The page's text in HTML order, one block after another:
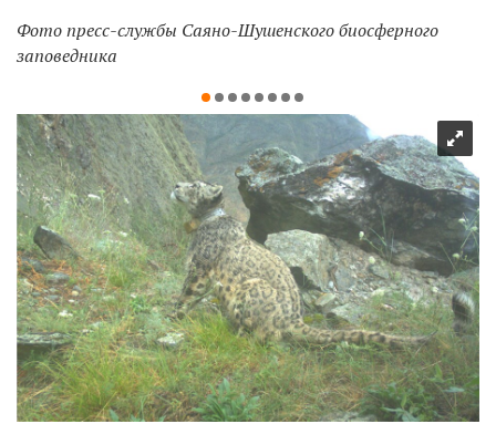
Фото пресс-службы Саяно-Шушенского биосферного
заповедника